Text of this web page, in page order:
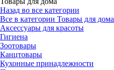
Назад во все категории
Все в категории Товары для дома
Аксессуары для красоты
Гигиена
Зоотовары
Канцтовары
Кухонные принадлежности